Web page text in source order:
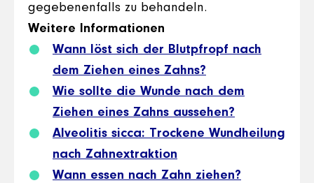
gegebenenfalls zu behandeln.
Weitere Informationen
Wann löst sich der Blutpfropf nach
dem Ziehen eines Zahns?
Wie sollte die Wunde nach dem
Ziehen eines Zahns aussehen?
Alveolitis sicca: Trockene Wundheilung
nach Zahnextraktion
Wann essen nach Zahn ziehen?